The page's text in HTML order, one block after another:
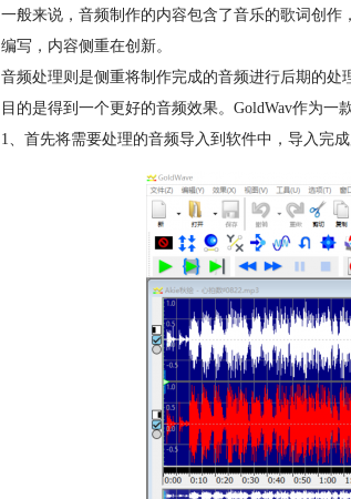
一般来说，音频制作的内容包含了音乐的歌词创
编写，内容侧重在创新。
音频处理则是侧重将制作完成的音频进行后期的处
目的是得到一个更好的音频效果。GoldWav作为一
1、首先将需要处理的音频导入到软件中，导入完